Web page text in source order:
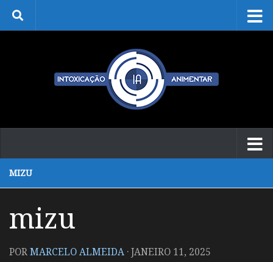
Skip to content
MIZU
mizu
PORMARCELO ALMEIDA ·JANEIRO 11, 2025